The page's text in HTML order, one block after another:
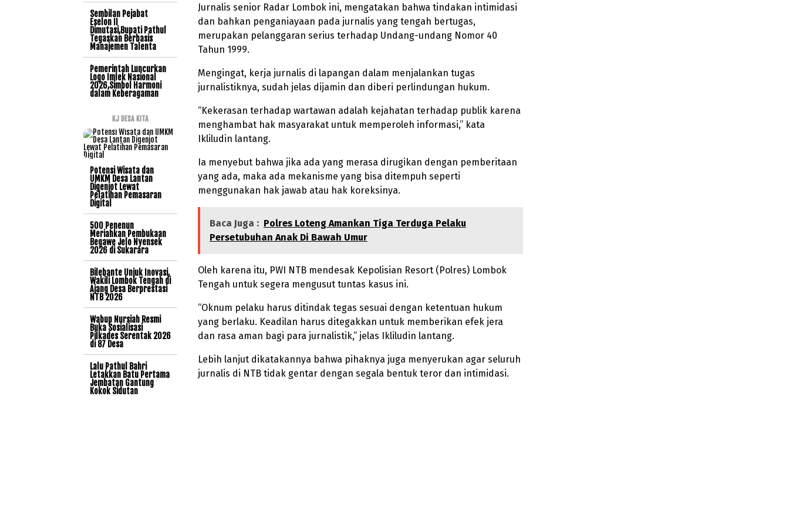
Jurnalis senior Radar Lombok ini, mengatakan bahwa tindakan intimidasi
dan bahkan penganiayaan pada jurnalis yang tengah bertugas,
merupakan pelanggaran serius terhadap Undang-undang Nomor 40
Tahun 1999.
Mengingat, kerja jurnalis di lapangan dalam menjalankan tugas
jurnalistiknya, sudah jelas dijamin dan diberi perlindungan hukum.
“Kekerasan terhadap wartawan adalah kejahatan terhadap publik karena
menghambat hak masyarakat untuk memperoleh informasi,” kata
Ikliludin lantang.
Ia menyebut bahwa jika ada yang merasa dirugikan dengan pemberitaan
yang ada, maka ada mekanisme yang bisa ditempuh seperti
menggunakan hak jawab atau hak koreksinya.
Baca Juga : Polres Loteng Amankan Tiga Terduga Pelaku
Persetubuhan Anak Di Bawah Umur
Oleh karena itu, PWI NTB mendesak Kepolisian Resort (Polres) Lombok
Tengah untuk segera mengusut tuntas kasus ini.
“Oknum pelaku harus ditindak tegas sesuai dengan ketentuan hukum
yang berlaku. Keadilan harus ditegakkan untuk memberikan efek jera
dan rasa aman bagi para jurnalistik,” jelas Ikliludin lantang.
Lebih lanjut dikatakannya bahwa pihaknya juga menyerukan agar seluruh
jurnalis di NTB tidak gentar dengan segala bentuk teror dan intimidasi.
Sembilan Pejabat
Eselon II
Dimutasi,Bupati Pathul
Tegaskan Berbasis
Manajemen Talenta
Pemerintah Luncurkan
Logo Imlek Nasional
2026,Simbol Harmoni
dalam Keberagaman
KJ DESA KITA
Potensi Wisata dan
UMKM Desa Lantan
Digenjot Lewat
Pelatihan Pemasaran
Digital
500 Penenun
Meriahkan Pembukaan
Begawe Jelo Nyensek
2026 di Sukarara
Bilebante Unjuk Inovasi,
Wakili Lombok Tengah di
Ajang Desa Berprestasi
NTB 2026
Wabup Nursiah Resmi
Buka Sosialisasi
Pilkades Serentak 2026
di 87 Desa
Lalu Pathul Bahri
Letakkan Batu Pertama
Jembatan Gantung
Kokok Sidutan